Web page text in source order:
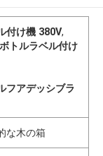
付け機 380V,
トルラベル付け
フアデッシブラ
な木の箱